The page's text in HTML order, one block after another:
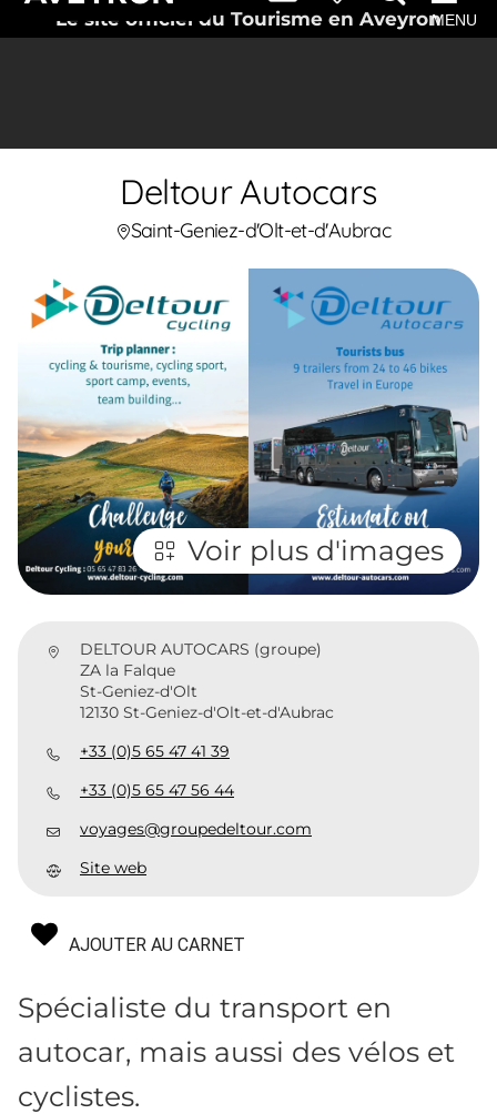
Le site officiel du Tourisme en AveyronMENU
Deltour Autocars
Saint-Geniez-d'Olt-et-d'Aubrac
Voir plus d'images
DELTOUR AUTOCARS (groupe)
ZA la Falque
St-Geniez-d'Olt
12130 St-Geniez-d'Olt-et-d'Aubrac
+33 (0)5 65 47 41 39
+33 (0)5 65 47 56 44
voyages@groupedeltour.com
Site web
AJOUTER AU CARNET
Spécialiste du transport en
autocar, mais aussi des vélos et
cyclistes.